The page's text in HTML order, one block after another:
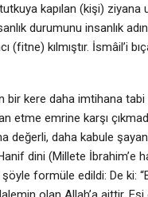
kapılan (kişi) ziyana
durumunu insanlık
(fitne) kılmıştır. İsmâil’i
kere daha imtihana tabi
etme emrine karşı
değerli, daha kabule
dini (Millete
formüle edildi: De ki: